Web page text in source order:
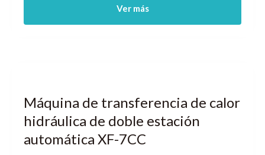
Ver más
Máquina de transferencia de calor
hidráulica de doble estación
automática XF-7CC